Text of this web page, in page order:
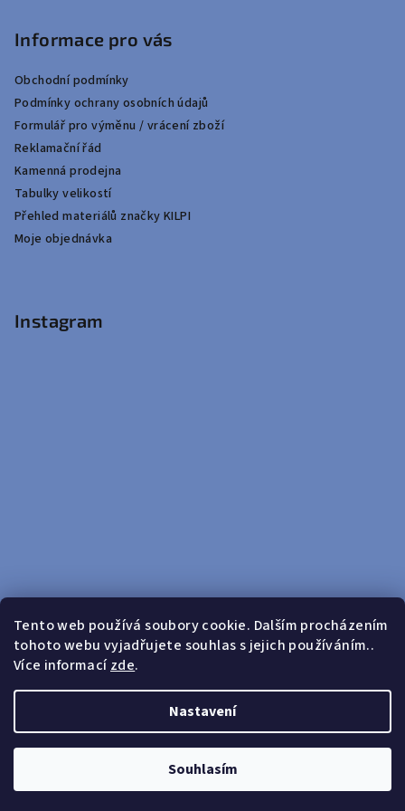
Tento web používá soubory cookie. Dalším procházením
tohoto webu vyjadřujete souhlas s jejich používáním..
Více informacízde.
Nastavení
Souhlasím
Informace pro vás
Obchodní podmínky
Podmínky ochrany osobních údajů
Formulář pro výměnu / vrácení zboží
Reklamační řád
Kamenná prodejna
Tabulky velikostí
Přehled materiálů značky KILPI
Moje objednávka
Instagram
Sledovat na Instagramu
Doprava zdarma od 599 Kč
Vytvořil Shoptet